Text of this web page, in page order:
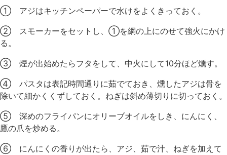
① アジはキッチンペーパーで水けをよくきっておく。
② スモーカーをセットし、①を網の上にのせて強火にかけ
る。
③ 煙が出始めたらフタをして、中火にして10分ほど燻す。
④ パスタは表記時間通りに茹でておき、燻したアジは骨を
除いて細かくくずしておく。ねぎは斜め薄切りに切っておく。
⑤ 深めのフライパンにオリーブオイルをしき、にんにく、
鷹の爪を炒める。
⑥ にんにくの香りが出たら、アジ、茹で汁、ねぎを加えて